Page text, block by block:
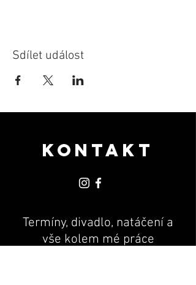
Sdílet událost
KONTAKT
Termíny, divadlo, natáčení a
vše kolem mé práce